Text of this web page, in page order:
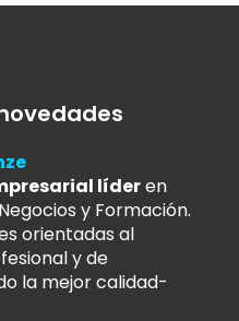
líderen
y Formación.
orientadas al
y de
la mejor calidad-